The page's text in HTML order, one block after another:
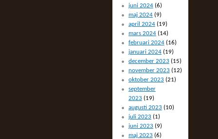
juni 2024(6)
maj 2024(9)
april 2024(19)
mars 2024(14)
februari 2024(16)
januari 2024(19)
december 2023 (15)
november 2023 (12)
oktober 2023 (21)
september
2023 (19)
augusti 2023 (10)
juli 2023 (1)
juni 2023 (9)
maj 2023 (6)